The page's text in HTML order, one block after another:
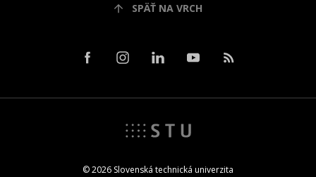
SPÄŤ NA VRCH
© 2026 Slovenská technická univerzita